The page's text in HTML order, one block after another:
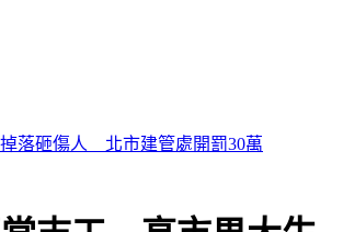
颱風「最新暴風圈侵襲率」曝 這縣市達